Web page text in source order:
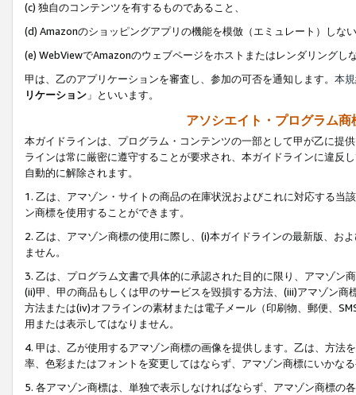
(c) 独自のコンテンツを有するものであること、
(d) Amazonのショッピングアプリの機能を模倣（エミュレート）しな
(e) WebViewでAmazonのウェブページをホストまたはレンダリングし
甲は、乙のアプリケーションを審査し、参加の可否を通知します。 本
リケーション 」といいます。
アソシエイト・プログラム
本ガイドラインは、プログラム・コンテンツの一部として甲が乙に提
ラインは常に厳密に遵守することが要求され、本ガイドラインに違反
自動的に解除されます。
1. 乙は、アマゾン・サイトの商品の在庫状況およびこれに対応する
ン商標を使用することができます。
2. 乙は、アマゾン商標の使用に際し、(i)本ガイドラインの最新版、お
ません。
3. 乙は、プログラム文書で具体的に承認された目的に限り、アマゾン
(ii)甲、甲の商品もしくは甲のサービスを毀損する方法、(iii)アマゾン
方法または(iv)オフラインの素材または電子メール（印刷物、郵便、
用または表示してはなりません。
4. 甲は、乙が使用するアマゾン商標の画像を提供します。乙は、方
率、色彩またはフォントを変更してはならず、アマゾン商標にいかな
5. 各アマゾン商標は、単独で表示しなければならず、アマゾン商標